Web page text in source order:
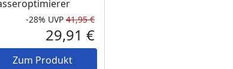
Rabatt in Prozent
-28%
Ursprünglicher Preis
UVP 41,95 €
Aktueller Preis
29,91 €
Zum Produkt